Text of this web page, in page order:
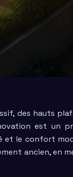
des hauts
est un
le confort
ancien, en